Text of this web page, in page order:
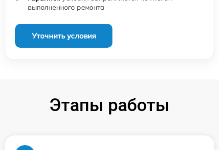
выполненного ремонта
Уточнить условия
Этапы работы